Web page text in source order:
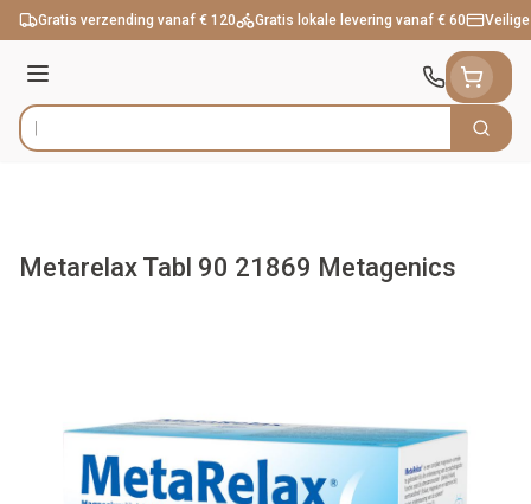
Ga naar de inhoud
Gratis verzending vanaf € 120 Gratis lokale levering vanaf € 60
Menu
Product, merk, categorie... Zoek
Metarelax Tabl 90 21869 Metagenics